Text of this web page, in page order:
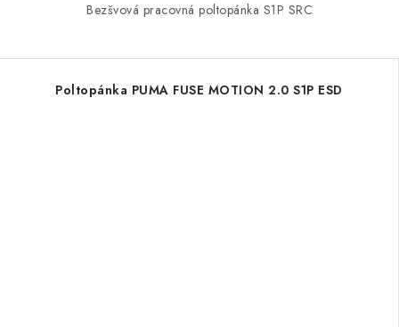
Bezšvová pracovná poltopánka S1P SRC
Poltopánka PUMA FUSE MOTION 2.0 S1P ESD